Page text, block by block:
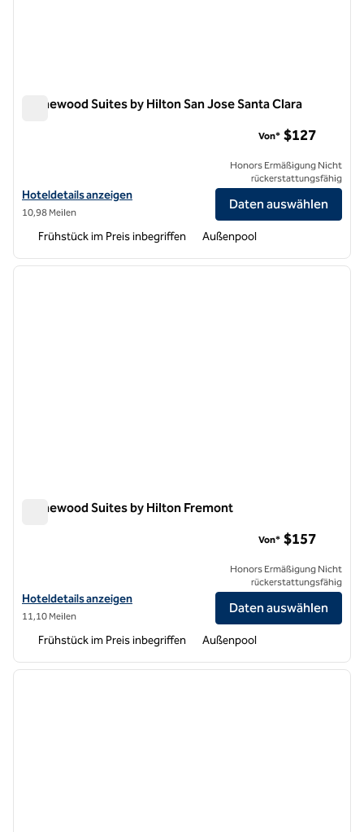
Homewood Suites by Hilton San Jose Santa Clara
Hoteldetails für Homewood Suites by Hilton San Jose Santa Clara
Hoteldetails anzeigen
10,98 Meilen
Von* $127
Honors Ermäßigung Nicht
rückerstattungsfähig
Daten auswählen
Frühstück im Preis inbegriffen Außenpool
1 von 12
Homewood Suites by Hilton Fremont
Hoteldetails für Homewood Suites by Hilton Fremont anzeigen
Hoteldetails anzeigen
11,10 Meilen
Von* $157
Honors Ermäßigung Nicht
rückerstattungsfähig
Daten auswählen
Frühstück im Preis inbegriffen Außenpool
1 von 12